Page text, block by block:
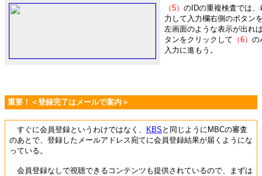
（5） のIDの重複検査では、
力して入力欄右側のボタン
左画面のような表示が出れ
タンをクリックして （6） の
入力に進もう。
重要！＜登録完了はメールで案内＞
すぐに会員登録というわけではなく、 KBS と同じようにMBCの審査
のあとで、登録したメールアドレス宛てに会員登録結果が届くようにな
っている。
会員登録なしで視聴できるコンテンツも提供されているので、まずは